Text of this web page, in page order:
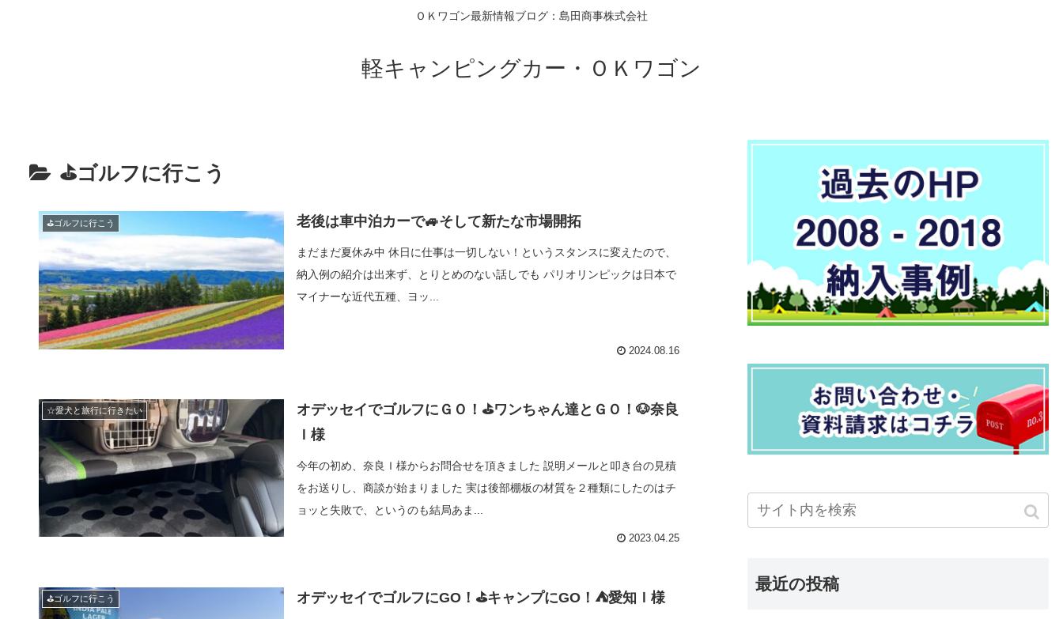
ＯＫワゴン最新情報ブログ：島田商事株式会社
軽キャンピングカー・ＯＫワゴン
⛳ゴルフに行こう
⛳ゴルフに行こう 老後は車中泊カーで🚙そして新たな市場開拓
まだまだ夏休み中 休日に仕事は一切しない！というスタンスに変えたので、
納入例の紹介は出来ず、とりとめのない話しでも パリオリンピックは日本で
マイナーな近代五種、ヨッ...
2024.08.16
☆愛犬と旅行に行きたい
オデッセイでゴルフにＧＯ！⛳ワンちゃん達とＧＯ！🐶奈良
Ｉ様
今年の初め、奈良Ｉ様からお問合せを頂きました 説明メールと叩き台の見積
をお送りし、商談が始まりました 実は後部棚板の材質を２種類にしたのはチ
ョッと失敗で、というのも結局あま...
2023.04.25
⛳ゴルフに行こう オデッセイでゴルフにGO！⛳キャンプにGO！⛺愛知Ｉ様
最近の投稿